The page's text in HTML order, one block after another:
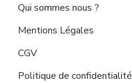
Qui sommes nous ?
Mentions Légales
CGV
Politique de confidentialité